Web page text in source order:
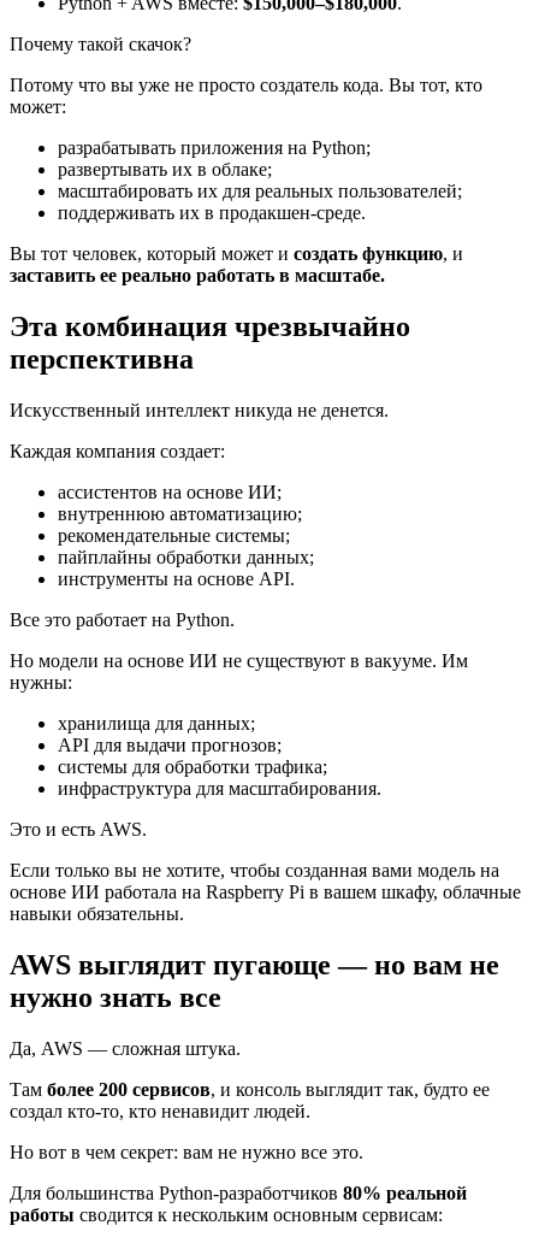
Почему такой скачок?
Потому что вы уже не просто создатель кода. Вы тот, кто
может:
разрабатывать приложения на Python;
развертывать их в облаке;
масштабировать их для реальных пользователей;
поддерживать их в продакшен-среде.
Вы тот человек, который может и создать функцию, и
заставить ее реально работать в масштабе.
Эта комбинация чрезвычайно
перспективна
Искусственный интеллект никуда не денется.
Каждая компания создает:
ассистентов на основе ИИ;
внутреннюю автоматизацию;
рекомендательные системы;
пайплайны обработки данных;
инструменты на основе API.
Все это работает на Python.
Но модели на основе ИИ не существуют в вакууме. Им
нужны:
хранилища для данных;
API для выдачи прогнозов;
системы для обработки трафика;
инфраструктура для масштабирования.
Это и есть AWS.
Если только вы не хотите, чтобы созданная вами модель на
основе ИИ работала на Raspberry Pi в вашем шкафу, облачные
навыки обязательны.
AWS выглядит пугающе — но вам не
нужно знать все
Да, AWS — сложная штука.
Там более 200 сервисов, и консоль выглядит так, будто ее
создал кто-то, кто ненавидит людей.
Но вот в чем секрет: вам не нужно все это.
Для большинства Python-разработчиков 80% реальной
работы сводится к нескольким основным сервисам: